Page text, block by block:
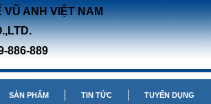
VŨ ANH VIỆT NAM
886-889
SẢN PHẨM TIN TỨC TUYỂN DỤNG